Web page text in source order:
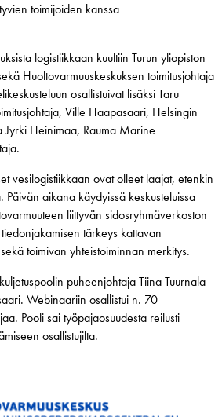
toimijoiden kanssa
logistiikkaan kuultiin Turun yliopiston
Huoltovarmuuskeskuksen toimitusjohtaja
osallistuivat lisäksi Taru
Ville Haapasaari, Helsingin
Jyrki Heinimaa, Rauma Marine
vesilogistiikkaan ovat olleet laajat, etenkin
aikana käydyissä keskusteluissa
liittyvän sidosryhmäverkoston
tärkeys kattavan
toimivan yhteistoiminnan merkitys.
puheenjohtaja Tiina Tuurnala
Webinaariin osallistui n. 70
Pooli sai työpajaosuudesta reilusti
osallistujilta.